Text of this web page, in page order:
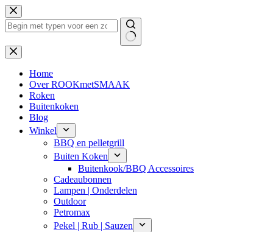
Ga
naar
de
Geen
resultaten
Home
Over ROOKmetSMAAK
Roken
Buitenkoken
Blog
Winkel
BBQ en pelletgrill
Buiten Koken
Buitenkook/BBQ Accessoires
Cadeaubonnen
Lampen | Onderdelen
Outdoor
Petromax
Pekel | Rub | Sauzen